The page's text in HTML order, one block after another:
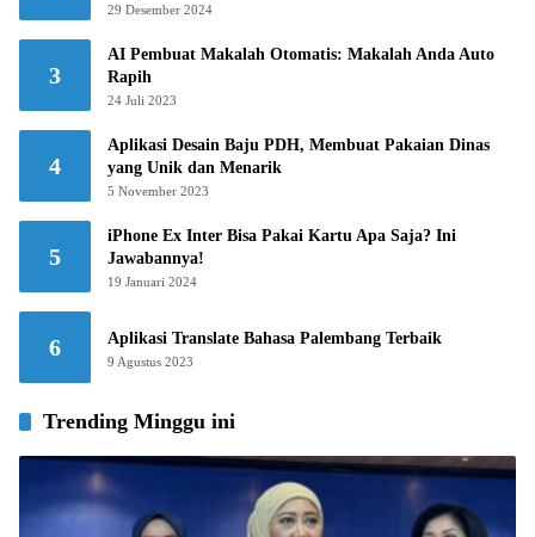
29 Desember 2024
3
AI Pembuat Makalah Otomatis: Makalah Anda Auto
Rapih
24 Juli 2023
4
Aplikasi Desain Baju PDH, Membuat Pakaian Dinas
yang Unik dan Menarik
5 November 2023
5
iPhone Ex Inter Bisa Pakai Kartu Apa Saja? Ini
Jawabannya!
19 Januari 2024
6 Aplikasi Translate Bahasa Palembang Terbaik
9 Agustus 2023
Trending Minggu ini